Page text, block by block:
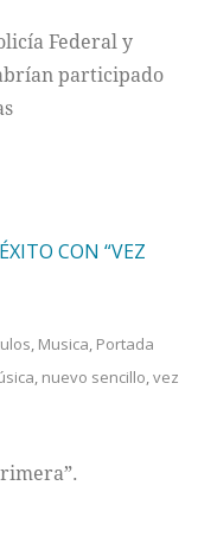
Federal y
participado
CON “VEZ
, Musica, Portada
, nuevo sencillo,vez